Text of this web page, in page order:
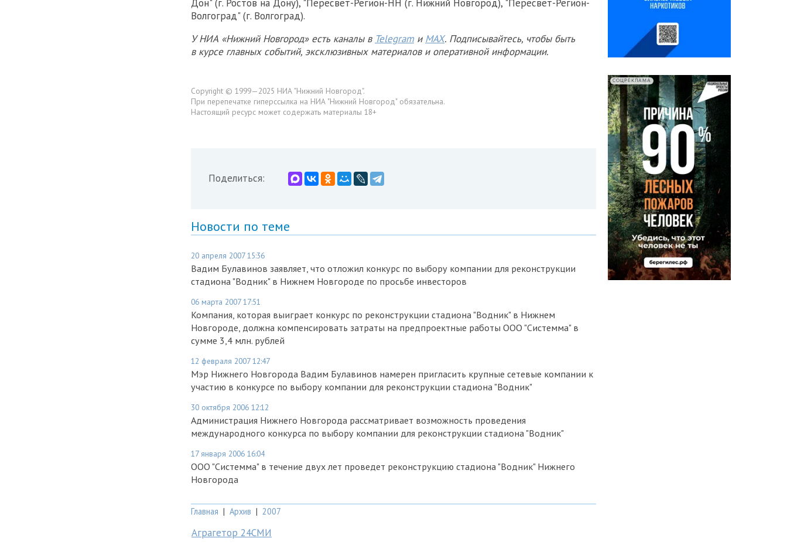
Дон" (г. Ростов на Дону), "Пересвет-Регион-НН (г. Нижний Новгород), "Пересвет-Регион-
Волгоград" (г. Волгоград).
У НИА «Нижний Новгород» есть каналы в Telegram и MAX. Подписывайтесь, чтобы быть
в курсе главных событий, эксклюзивных материалов и оперативной информации.
Copyright © 1999—2025 НИА "Нижний Новгород".
При перепечатке гиперссылка на НИА "Нижний Новгород" обязательна.
Настоящий ресурс может содержать материалы 18+
Поделиться:
Новости по теме
20 апреля 2007 15:36
Вадим Булавинов заявляет, что отложил конкурс по выбору компании для реконструкции
стадиона "Водник" в Нижнем Новгороде по просьбе инвесторов
06 марта 2007 17:51
Компания, которая выиграет конкурс по реконструкции стадиона "Водник" в Нижнем
Новгороде, должна компенсировать затраты на предпроектные работы ООО "Системма" в
сумме 3,4 млн. рублей
12 февраля 2007 12:47
Мэр Нижнего Новгорода Вадим Булавинов намерен пригласить крупные сетевые компании к
участию в конкурсе по выбору компании для реконструкции стадиона "Водник"
30 октября 2006 12:12
Администрация Нижнего Новгорода рассматривает возможность проведения
международного конкурса по выбору компании для реконструкции стадиона "Водник"
17 января 2006 16:04
ООО "Системма" в течение двух лет проведет реконструкцию стадиона "Водник" Нижнего
Новгорода
Главная | Архив | 2007
Аграгетор 24СМИ
СОЦРЕКЛАМА